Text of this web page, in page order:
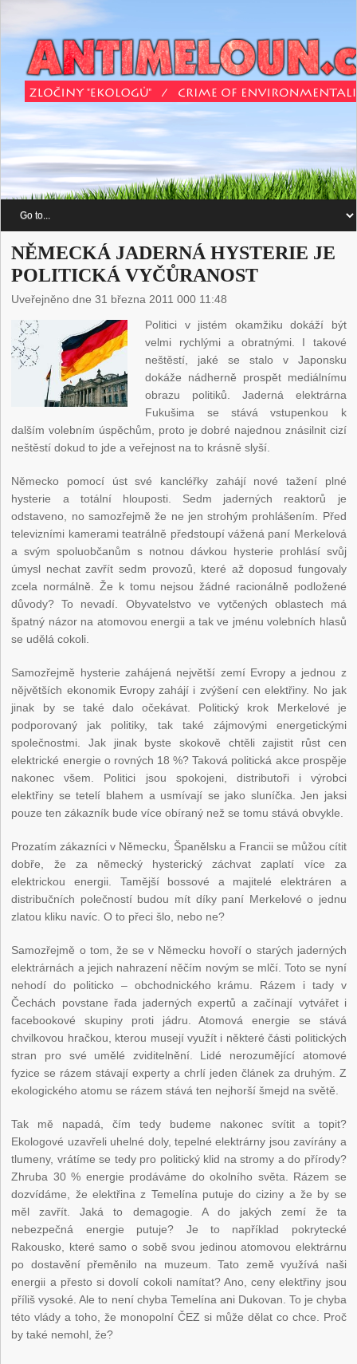
NĚMECKÁ JADERNÁ HYSTERIE JE
POLITICKÁ VYČŮRANOST
Uveřejněno dne 31 března 2011 000 11:48
Politici v jistém okamžiku dokáží být
velmi rychlými a obratnými. I takové
neštěstí, jaké se stalo v Japonsku
dokáže nádherně prospět mediálnímu
obrazu politiků. Jaderná elektrárna
Fukušima se stává vstupenkou k
dalším volebním úspěchům, proto je dobré najednou znásilnit cizí
neštěstí dokud to jde a veřejnost na to krásně slyší.
Německo pomocí úst své kancléřky zahájí nové tažení plné
hysterie a totální hlouposti. Sedm jaderných reaktorů je
odstaveno, no samozřejmě že ne jen strohým prohlášením. Před
televizními kamerami teatrálně předstoupí vážená paní Merkelová
a svým spoluobčanům s notnou dávkou hysterie prohlásí svůj
úmysl nechat zavřít sedm provozů, které až doposud fungovaly
zcela normálně. Že k tomu nejsou žádné racionálně podložené
důvody? To nevadí. Obyvatelstvo ve vytčených oblastech má
špatný názor na atomovou energii a tak ve jménu volebních hlasů
se udělá cokoli.
Samozřejmě hysterie zahájená největší zemí Evropy a jednou z
nějvětších ekonomik Evropy zahájí i zvýšení cen elektřiny. No jak
jinak by se také dalo očekávat. Politický krok Merkelové je
podporovaný jak politiky, tak také zájmovými energetickými
společnostmi. Jak jinak byste skokově chtěli zajistit růst cen
elektrické energie o rovných 18 %? Taková politická akce prospěje
nakonec všem. Politici jsou spokojeni, distributoři i výrobci
elektřiny se tetelí blahem a usmívají se jako sluníčka. Jen jaksi
pouze ten zákazník bude více obíraný než se tomu stává obvykle.
Prozatím zákazníci v Německu, Španělsku a Francii se můžou cítit
dobře, že za německý hysterický záchvat zaplatí více za
elektrickou energii. Tamější bossové a majitelé elektráren a
distribučních polečností budou mít díky paní Merkelové o jednu
zlatou kliku navíc. O to přeci šlo, nebo ne?
Samozřejmě o tom, že se v Německu hovoří o starých jaderných
elektrárnách a jejich nahrazení něčím novým se mlčí. Toto se nyní
nehodí do politicko – obchodnického krámu. Rázem i tady v
Čechách povstane řada jaderných expertů a začínají vytvářet i
facebookové skupiny proti jádru. Atomová energie se stává
chvilkovou hračkou, kterou musejí využít i některé části politických
stran pro své umělé zviditelnění. Lidé nerozumějící atomové
fyzice se rázem stávají experty a chrlí jeden článek za druhým. Z
ekologického atomu se rázem stává ten nejhorší šmejd na světě.
Tak mě napadá, čím tedy budeme nakonec svítit a topit?
Ekologové uzavřeli uhelné doly, tepelné elektrárny jsou zavírány a
tlumeny, vrátíme se tedy pro politický klid na stromy a do přírody?
Zhruba 30 % energie prodáváme do okolního světa. Rázem se
dozvídáme, že elektřina z Temelína putuje do ciziny a že by se
měl zavřít. Jaká to demagogie. A do jakých zemí že ta
nebezpečná energie putuje? Je to například pokrytecké
Rakousko, které samo o sobě svou jedinou atomovou elektrárnu
po dostavění přeměnilo na muzeum. Tato země využívá naši
energii a přesto si dovolí cokoli namítat? Ano, ceny elektřiny jsou
příliš vysoké. Ale to není chyba Temelína ani Dukovan. To je chyba
této vlády a toho, že monopolní ČEZ si může dělat co chce. Proč
by také nemohl, že?